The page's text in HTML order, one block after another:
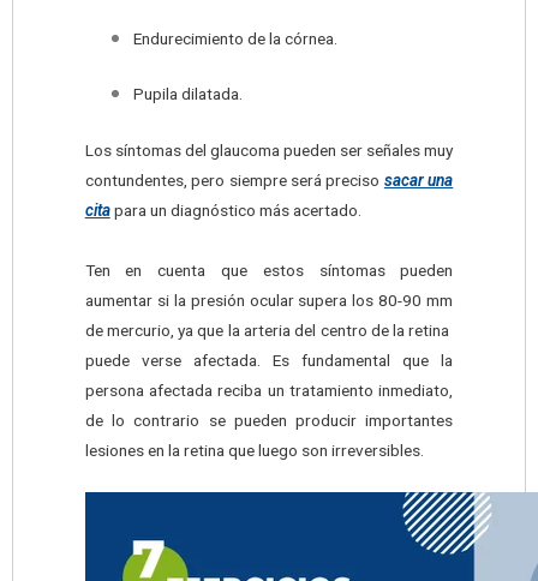
Endurecimiento de la córnea.
Pupila dilatada.
Los síntomas del glaucoma pueden ser señales muy
contundentes, pero siempre será preciso sacar una
citapara un diagnóstico más acertado.
Ten en cuenta que estos síntomas pueden
aumentar si la presión ocular supera los 80-90 mm
de mercurio, ya que la arteria del centro de la retina
puede verse afectada. Es fundamental que la
persona afectada reciba un tratamiento inmediato,
de lo contrario se pueden producir importantes
lesiones en la retina que luego son irreversibles.